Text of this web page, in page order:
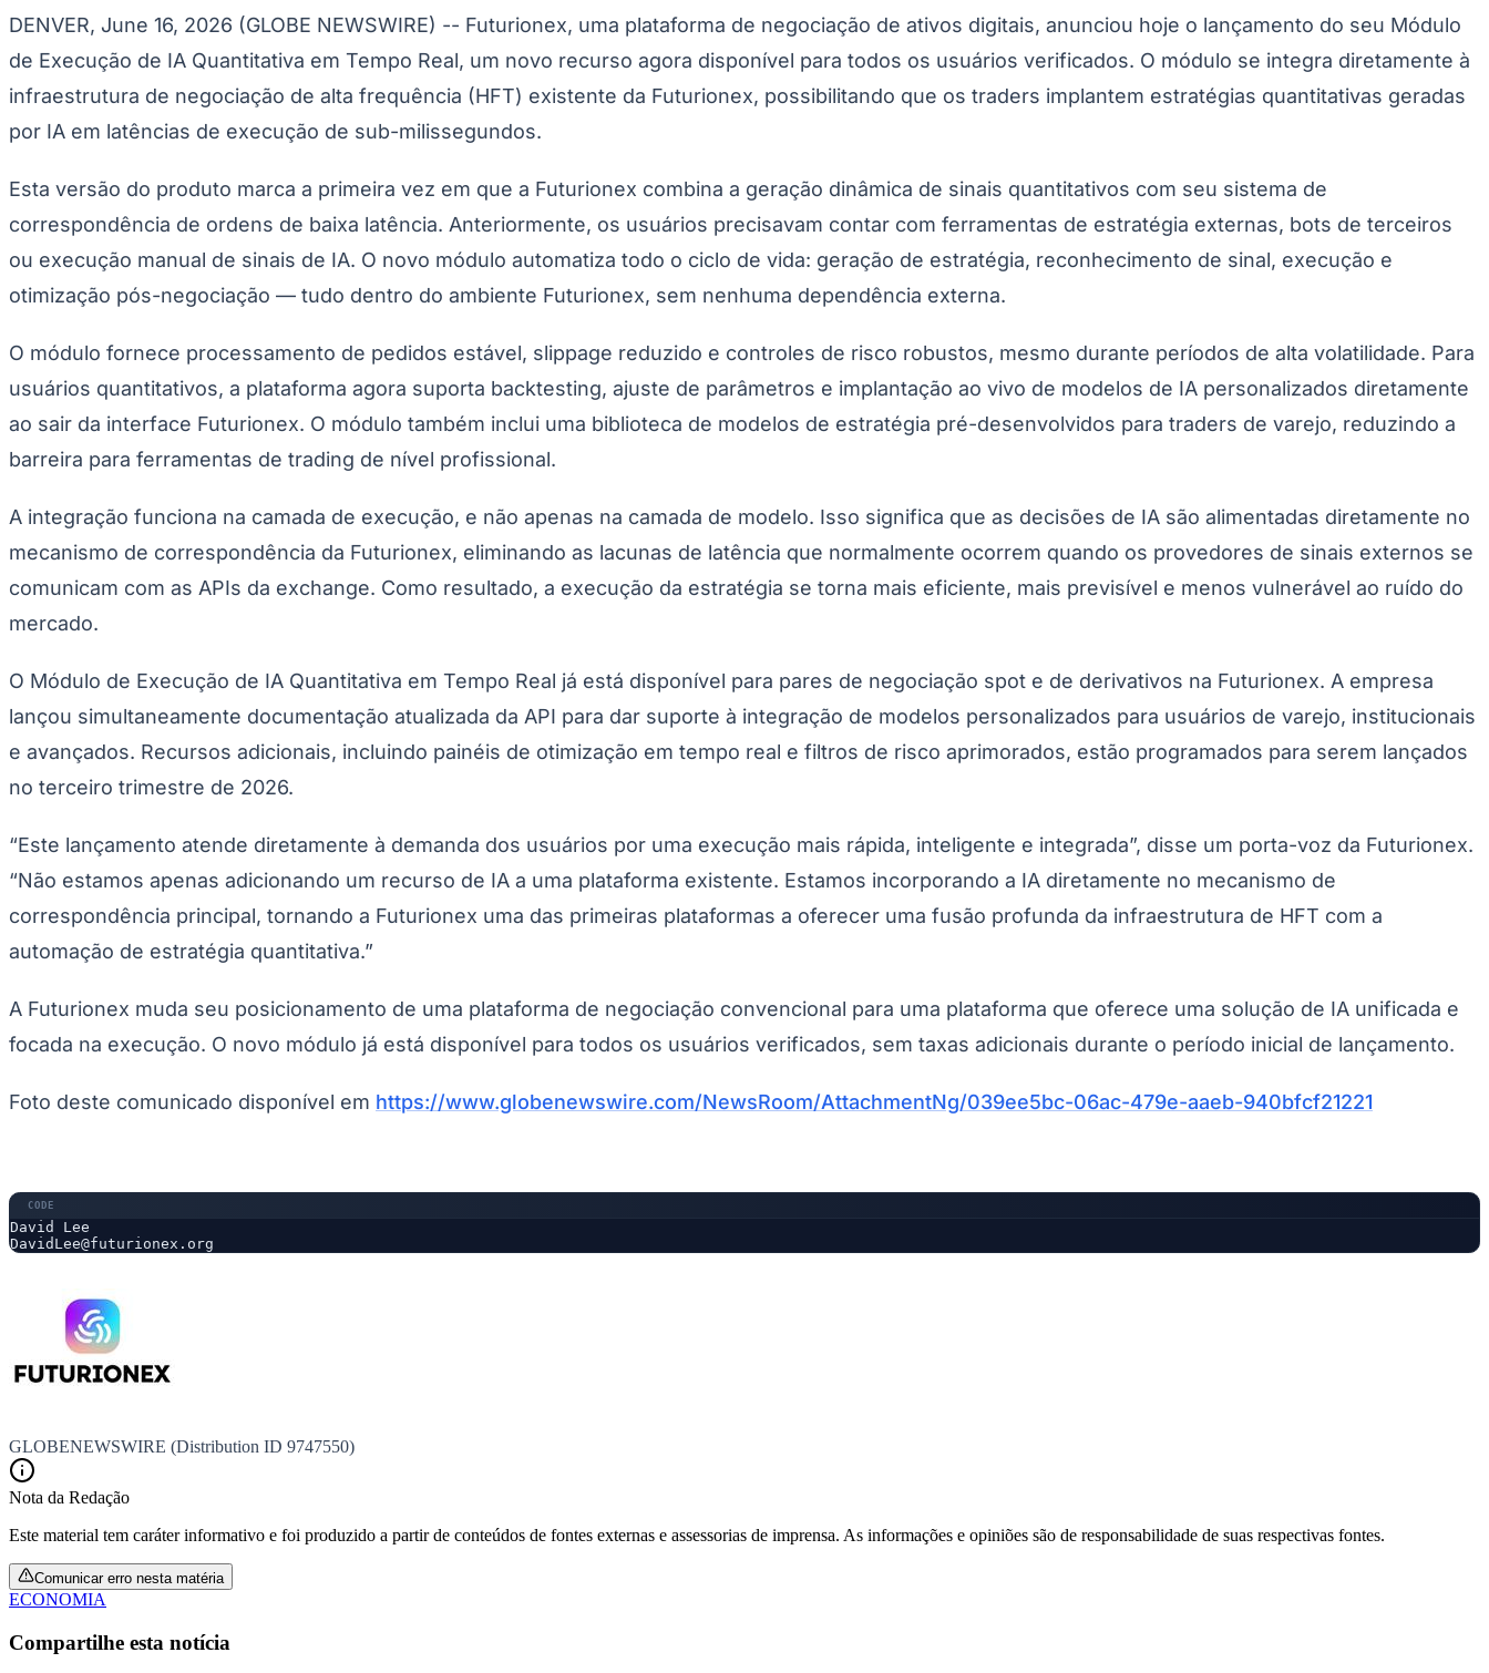
Anuncie no Portal
Verificar EmpresaNovo
Anunciar Vagas Novo
Publicidade Legal
NBA
UFC
MLB
Atletismo
Vôlei
NBB
Competições de Futebol
Brasileirão Série A
Brasileirão Série B
Paulistão
Libertadores
Champions League
Premier League
La Liga
Bundesliga
Mundial 2026
Corinthians Palmeiras
DENVER, June 16, 2026 (GLOBE NEWSWIRE) -- Futurionex, uma plataforma de negociação de ativos digitais, anunciou hoje o lançamento do seu Módulo
de Execução de IA Quantitativa em Tempo Real, um novo recurso agora disponível para todos os usuários verificados. O módulo se integra diretamente à
infraestrutura de negociação de alta frequência (HFT) existente da Futurionex, possibilitando que os traders implantem estratégias quantitativas geradas
por IA em latências de execução de sub-milissegundos.
Esta versão do produto marca a primeira vez em que a Futurionex combina a geração dinâmica de sinais quantitativos com seu sistema de
correspondência de ordens de baixa latência. Anteriormente, os usuários precisavam contar com ferramentas de estratégia externas, bots de terceiros
ou execução manual de sinais de IA. O novo módulo automatiza todo o ciclo de vida: geração de estratégia, reconhecimento de sinal, execução e
otimização pós-negociação — tudo dentro do ambiente Futurionex, sem nenhuma dependência externa.
O módulo fornece processamento de pedidos estável, slippage reduzido e controles de risco robustos, mesmo durante períodos de alta volatilidade. Para
usuários quantitativos, a plataforma agora suporta backtesting, ajuste de parâmetros e implantação ao vivo de modelos de IA personalizados diretamente
ao sair da interface Futurionex. O módulo também inclui uma biblioteca de modelos de estratégia pré-desenvolvidos para traders de varejo, reduzindo a
barreira para ferramentas de trading de nível profissional.
A integração funciona na camada de execução, e não apenas na camada de modelo. Isso significa que as decisões de IA são alimentadas diretamente no
mecanismo de correspondência da Futurionex, eliminando as lacunas de latência que normalmente ocorrem quando os provedores de sinais externos se
comunicam com as APIs da exchange. Como resultado, a execução da estratégia se torna mais eficiente, mais previsível e menos vulnerável ao ruído do
mercado.
O Módulo de Execução de IA Quantitativa em Tempo Real já está disponível para pares de negociação spot e de derivativos na Futurionex. A empresa
lançou simultaneamente documentação atualizada da API para dar suporte à integração de modelos personalizados para usuários de varejo, institucionais
e avançados. Recursos adicionais, incluindo painéis de otimização em tempo real e filtros de risco aprimorados, estão programados para serem lançados
no terceiro trimestre de 2026.
“Este lançamento atende diretamente à demanda dos usuários por uma execução mais rápida, inteligente e integrada”, disse um porta-voz da Futurionex.
“Não estamos apenas adicionando um recurso de IA a uma plataforma existente. Estamos incorporando a IA diretamente no mecanismo de
correspondência principal, tornando a Futurionex uma das primeiras plataformas a oferecer uma fusão profunda da infraestrutura de HFT com a
automação de estratégia quantitativa.”
A Futurionex muda seu posicionamento de uma plataforma de negociação convencional para uma plataforma que oferece uma solução de IA unificada e
focada na execução. O novo módulo já está disponível para todos os usuários verificados, sem taxas adicionais durante o período inicial de lançamento.
Foto deste comunicado disponível em https://www.globenewswire.com/NewsRoom/AttachmentNg/039ee5bc-06ac-479e-aaeb-940bfcf21221
David Lee
DavidLee@futurionex.org
GLOBENEWSWIRE (Distribution ID 9747550)
Nota da Redação
Este material tem caráter informativo e foi produzido a partir de conteúdos de fontes externas e assessorias de imprensa. As informações e opiniões são de responsabilidade de suas respectivas fontes.
Comunicar erro nesta matéria
ECONOMIA
Compartilhe esta notícia